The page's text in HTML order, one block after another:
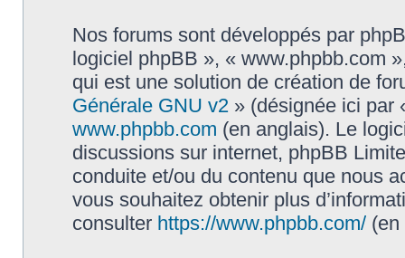
Nos forums sont développés par
logiciel phpBB », « www.phpbb.com
qui est une solution de création de
Générale GNU v2 » (désignée ici par
www.phpbb.com (en anglais). Le
discussions sur internet, phpBB
conduite et/ou du contenu que nous
vous souhaitez obtenir plus
consulter https://www.phpbb.com/ (en